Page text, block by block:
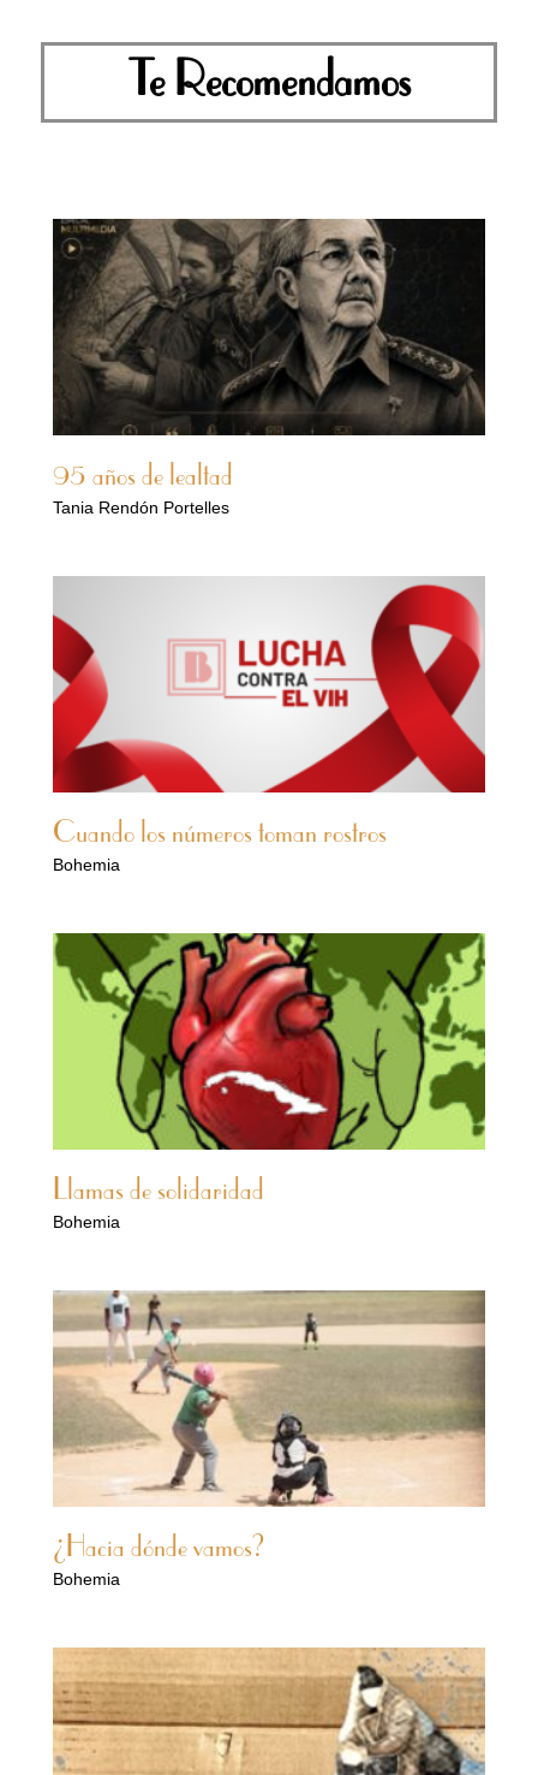
Te Recomendamos
95 años de lealtad
Tania Rendón Portelles
Cuando los números toman rostros
Bohemia
Llamas de solidaridad
Bohemia
¿Hacia dónde vamos?
Bohemia